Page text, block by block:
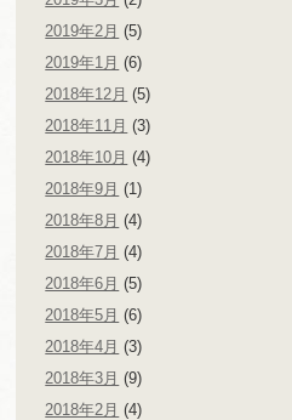
2019年2月 (5)
2019年1月 (6)
2018年12月 (5)
2018年11月 (3)
2018年10月 (4)
2018年9月 (1)
2018年8月 (4)
2018年7月 (4)
2018年6月 (5)
2018年5月 (6)
2018年4月 (3)
2018年3月 (9)
2018年2月 (4)